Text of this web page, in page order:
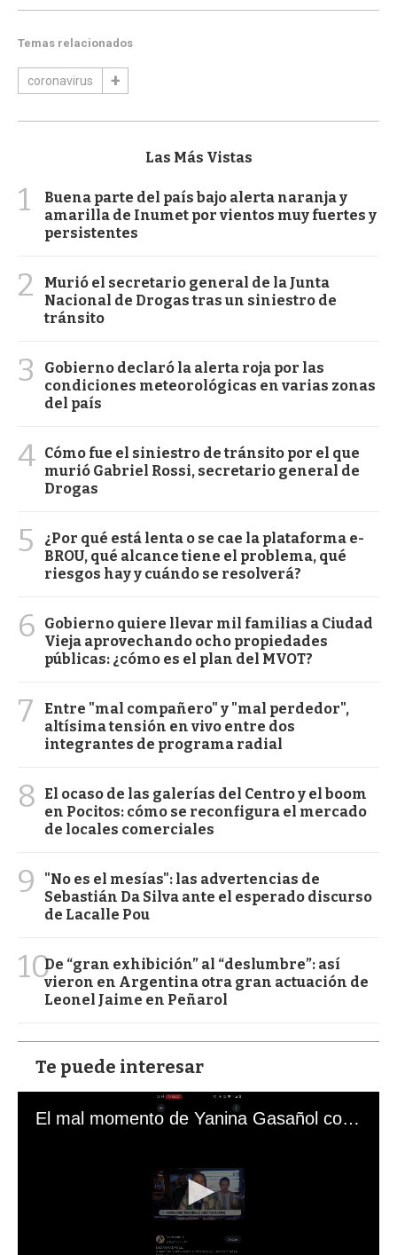
Temas relacionados
coronavirus
Las Más Vistas
1
Buena parte del país bajo alerta naranja y
amarilla de Inumet por vientos muy fuertes y
persistentes
2
Murió el secretario general de la Junta
Nacional de Drogas tras un siniestro de
tránsito
3
Gobierno declaró la alerta roja por las
condiciones meteorológicas en varias zonas
del país
4 Cómo fue el siniestro de tránsito por el que
murió Gabriel Rossi, secretario general de
Drogas
5
¿Por qué está lenta o se cae la plataforma e-
BROU, qué alcance tiene el problema, qué
riesgos hay y cuándo se resolverá?
6
Gobierno quiere llevar mil familias a Ciudad
Vieja aprovechando ocho propiedades
públicas: ¿cómo es el plan del MVOT?
7
Entre "mal compañero" y "mal perdedor",
altísima tensión en vivo entre dos
integrantes de programa radial
8
El ocaso de las galerías del Centro y el boom
en Pocitos: cómo se reconfigura el mercado
de locales comerciales
9
"No es el mesías": las advertencias de
Sebastián Da Silva ante el esperado discurso
de Lacalle Pou
10De “gran exhibición” al “deslumbre”: así
vieron en Argentina otra gran actuación de
Leonel Jaime en Peñarol
Te puede interesar
El mal momento de Yanina Gasañol con un hincha argentino en "Subrayado"